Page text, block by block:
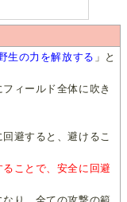
生の力を解放する 」と
ィールド全体に吹き
避すると、避けるこ
ことで、安全に回避